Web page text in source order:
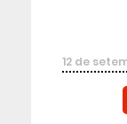
12 de